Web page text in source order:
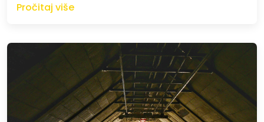
Pročitaj više